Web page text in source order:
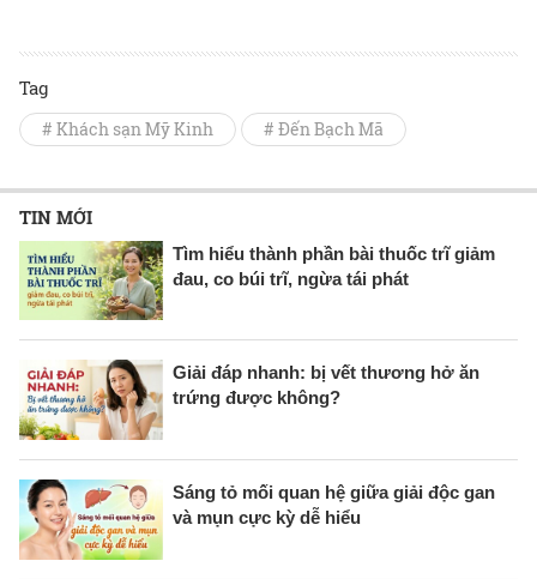
Tag
# Khách sạn Mỹ Kinh # Đến Bạch Mã
TIN MỚI
Tìm hiểu thành phần bài thuốc trĩ giảm
đau, co búi trĩ, ngừa tái phát
Giải đáp nhanh: bị vết thương hở ăn
trứng được không?
Sáng tỏ mối quan hệ giữa giải độc gan
và mụn cực kỳ dễ hiểu